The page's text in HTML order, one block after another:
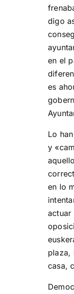
digo
en el
es
Lo
y
en lo
actuar
plaza,
casa,